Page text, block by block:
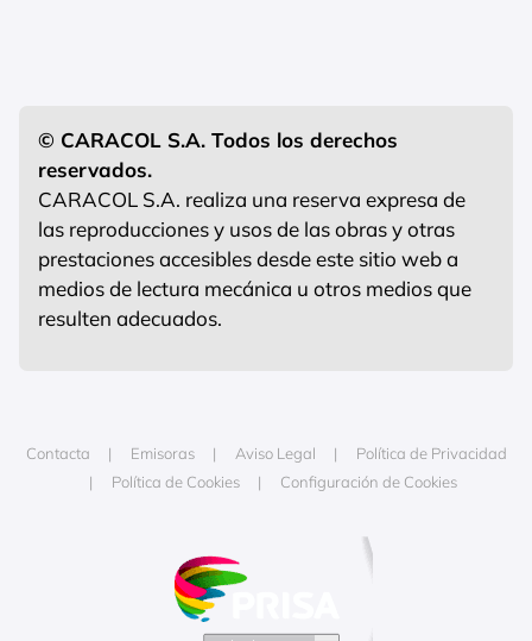
© CARACOL S.A. Todos los derechos
reservados.
CARACOL S.A. realiza una reserva expresa de
las reproducciones y usos de las obras y otras
prestaciones accesibles desde este sitio web a
medios de lectura mecánica u otros medios que
resulten adecuados.
Contacta Emisoras Aviso Legal
Política de Privacidad
Política de Cookies
Configuración de Cookies